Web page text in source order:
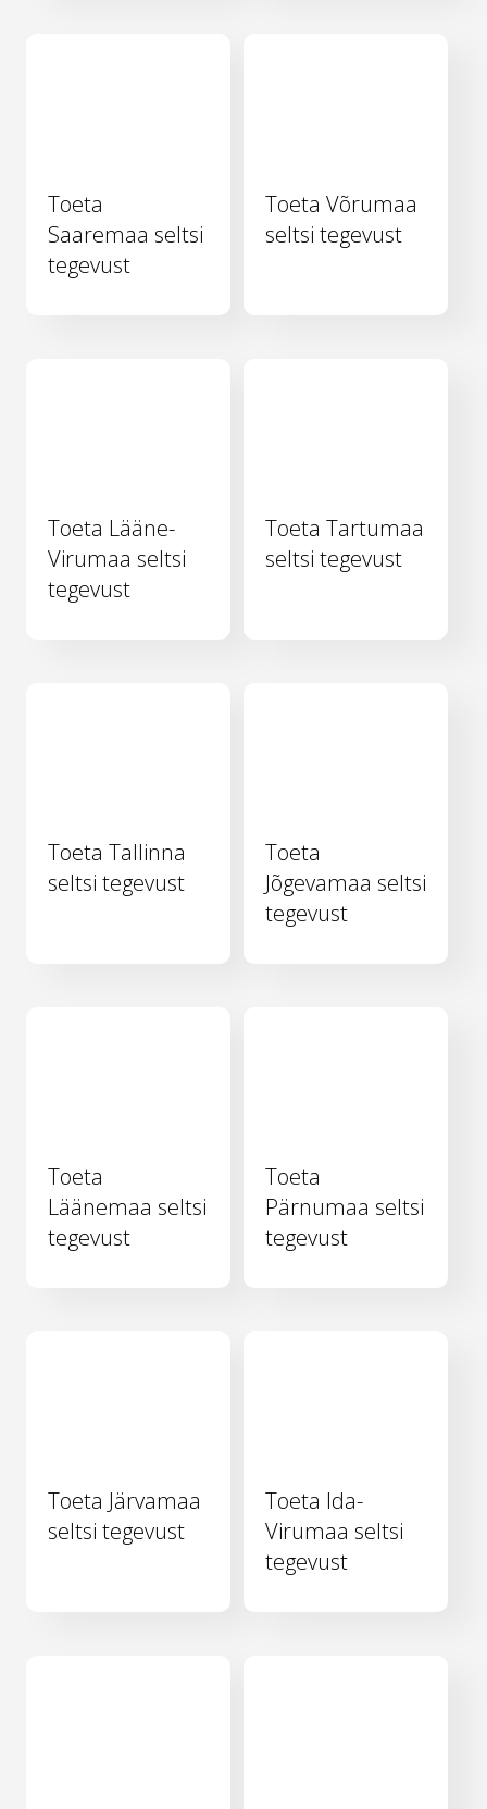
Toeta
Saaremaa seltsi
tegevust
Toeta Võrumaa
seltsi tegevust
Toeta Lääne-
Virumaa seltsi
tegevust
Toeta Tartumaa
seltsi tegevust
Toeta Tallinna
seltsi tegevust
Toeta
Jõgevamaa seltsi
tegevust
Toeta
Läänemaa seltsi
tegevust
Toeta
Pärnumaa seltsi
tegevust
Toeta Järvamaa
seltsi tegevust
Toeta Ida-
Virumaa seltsi
tegevust